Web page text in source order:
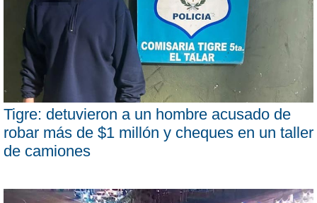
Tigre: detuvieron a un hombre acusado de
robar más de $1 millón y cheques en un taller
de camiones